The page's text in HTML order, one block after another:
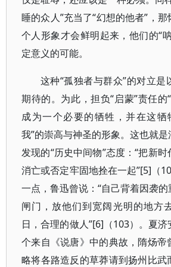
睡的众人”充当了“幻想的他者”，
个人形象才会鲜明起来，他们的“
定意义的可能。
这种“孤独者与群众”的对立是
期待的。为此，担负“启蒙”责任的
成为一个必要的牺牲，并在这牺
我”的崇高与神圣的形象。这也就
发现的“历史中间物”态度：“把新
消亡或否定牢固地拴在一起”[5]（
一点，鲁迅曾说：“自己背着因袭
闸门，放他们到宽阔光明的地方
日，合理的做人”[6]（103）。夏
个来自《说唐》中的典故，隋炀帝
略将各路造反的草莽请到扬州比武